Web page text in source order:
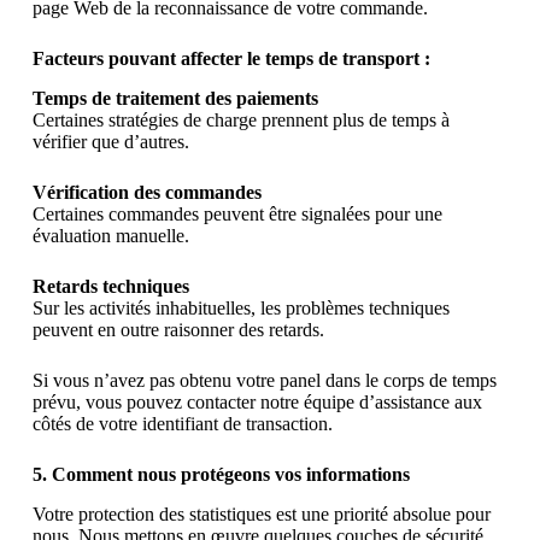
page Web de la reconnaissance de votre commande.
Facteurs pouvant affecter le temps de transport :
Temps de traitement des paiements
Certaines stratégies de charge prennent plus de temps à
vérifier que d’autres.
Vérification des commandes
Certaines commandes peuvent être signalées pour une
évaluation manuelle.
Retards techniques
Sur les activités inhabituelles, les problèmes techniques
peuvent en outre raisonner des retards.
Si vous n’avez pas obtenu votre panel dans le corps de temps
prévu, vous pouvez contacter notre équipe d’assistance aux
côtés de votre identifiant de transaction.
5. Comment nous protégeons vos informations
Votre protection des statistiques est une priorité absolue pour
nous. Nous mettons en œuvre quelques couches de sécurité